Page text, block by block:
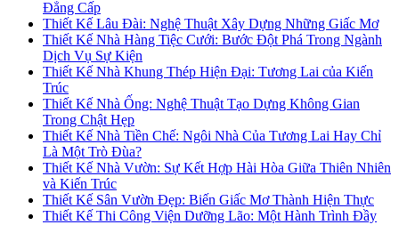
Đẳng Cấp
Thiết Kế Lâu Đài: Nghệ Thuật Xây Dựng Những Giấc Mơ
Thiết Kế Nhà Hàng Tiệc Cưới: Bước Đột Phá Trong Ngành
Dịch Vụ Sự Kiện
Thiết Kế Nhà Khung Thép Hiện Đại: Tương Lai của Kiến
Trúc
Thiết Kế Nhà Ống: Nghệ Thuật Tạo Dựng Không Gian
Trong Chật Hẹp
Thiết Kế Nhà Tiền Chế: Ngôi Nhà Của Tương Lai Hay Chỉ
Là Một Trò Đùa?
Thiết Kế Nhà Vườn: Sự Kết Hợp Hài Hòa Giữa Thiên Nhiên
và Kiến Trúc
Thiết Kế Sân Vườn Đẹp: Biến Giấc Mơ Thành Hiện Thực
Thiết Kế Thi Công Viện Dưỡng Lão: Một Hành Trình Đầy